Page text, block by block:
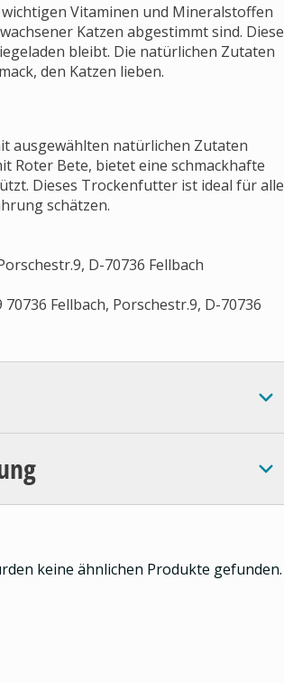
Vitaminen und Mineralstoffen
Katzen abgestimmt sind. Diese
bleibt. Die natürlichen Zutaten
den Katzen lieben.
ausgewählten natürlichen Zutaten
Roter Bete, bietet eine schmackhafte
Dieses Trockenfutter ist ideal für alle
schätzen.
D-70736 Fellbach
Fellbach, Porschestr.9, D-70736
keine ähnlichen Produkte gefunden.